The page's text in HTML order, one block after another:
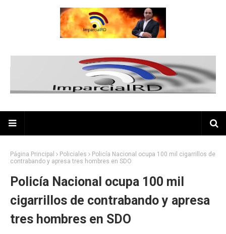
Página Principal Policiales
Policía Nacional ocupa 100 mil cigarrillos de
contrabando y apresa tres hombres en SDO
Policía Nacional ocupa 100 mil
cigarrillos de contrabando y apresa
tres hombres en SDO